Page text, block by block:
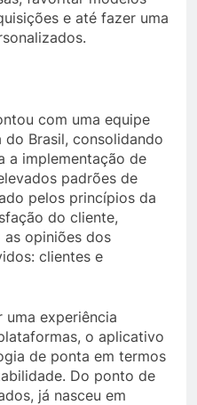
e até fazer uma
com uma equipe
Brasil, consolidando
a implementação de
padrões de
pelos princípios da
do cliente,
as opiniões dos
clientes e
experiência
o aplicativo
de ponta em termos
Do ponto de
já nasceu em